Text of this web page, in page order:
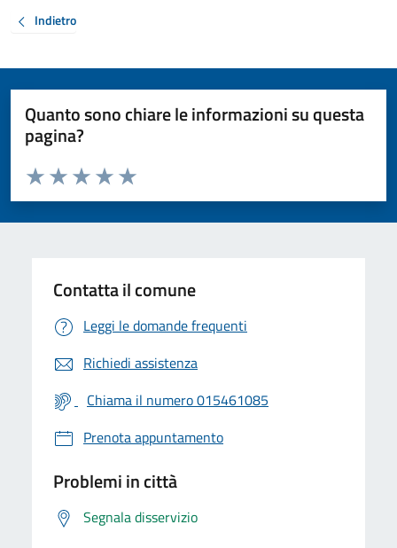
Indietro
Quanto sono chiare le informazioni su questa
pagina?
Valuta da 1 a 5 stelle la pagina
Valuta 5 stelle su 5
Valuta 4 stelle su 5
Valuta 3 stelle su 5
Valuta 2 stelle su 5
Valuta 1 stelle su 5
Contatta il comune
Leggi le domande frequenti
Richiedi assistenza
Chiama il numero 015461085
Prenota appuntamento
Problemi in città
Segnala disservizio